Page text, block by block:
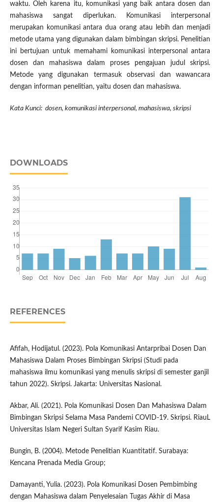
waktu. Oleh karena itu, komunikasi yang baik antara dosen dan
mahasiswa sangat diperlukan. Komunikasi interpersonal
merupakan komunikasi antara dua orang atau lebih dan menjadi
metode utama yang digunakan dalam bimbingan skripsi. Penelitian
ini bertujuan untuk memahami komunikasi interpersonal antara
dosen dan mahasiswa dalam proses pengajuan judul skripsi.
Metode yang digunakan termasuk observasi dan wawancara
dengan informan penelitian, yaitu dosen dan mahasiswa.
Kata Kunci: dosen, komunikasi interpersonal, mahasiswa, skripsi
DOWNLOADS
REFERENCES
Afifah, Hodijatul. (2023). Pola Komunikasi Antarpribai Dosen Dan
Mahasiswa Dalam Proses Bimbingan Skripsi (Studi pada
mahasiswa ilmu komunikasi yang menulis skripsi di semester ganjil
tahun 2022). Skripsi. Jakarta: Universitas Nasional.
Akbar, Ali. (2021). Pola Komunikasi Dosen Dan Mahasiswa Dalam
Bimbingan Skripsi Selama Masa Pandemi COVID-19. Skripsi. RiauL
Universitas Islam Negeri Sultan Syarif Kasim Riau.
Bungin, B. (2004). Metode Penelitian Kuantitatif. Surabaya:
Kencana Prenada Media Group;
Damayanti, Yulia. (2023). Pola Komunikasi Dosen Pembimbing
dengan Mahasiswa dalam Penyelesaian Tugas Akhir di Masa